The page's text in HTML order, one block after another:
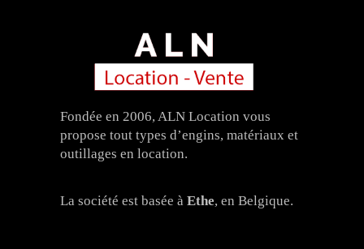
Fondée en 2006, ALN Location vous
propose tout types d’engins, matériaux et
outillages en location.
La société est basée à Ethe, en Belgique.